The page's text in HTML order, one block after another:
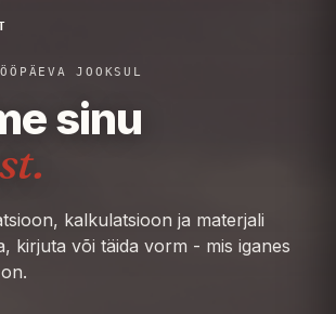
JOOKSUL
sinu
kalkulatsioon ja materjali
kirjuta või täida vorm - mis iganes